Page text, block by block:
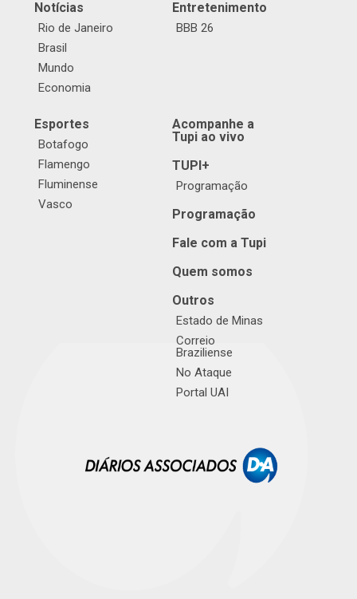
Notícias
Rio de Janeiro
Brasil
Mundo
Economia
Entretenimento
BBB 26
Esportes
Botafogo
Flamengo
Fluminense
Vasco
Acompanhe a
Tupi ao vivo
TUPI+
Programação
Programação
Fale com a Tupi
Quem somos
Outros
Estado de Minas
Correio
Braziliense
No Ataque
Portal UAI